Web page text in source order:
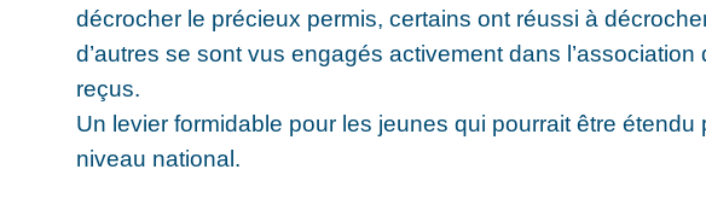
décrocher le précieux permis, certains ont réussi à
d’autres se sont vus engagés activement dans l’association
reçus.
Un levier formidable pour les jeunes qui pourrait être étendu
niveau national.